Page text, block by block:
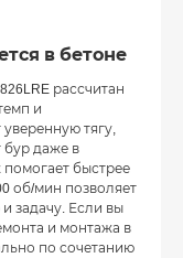
в бетоне
рассчитан
и
тягу,
бур даже в
быстрее
об/мин позволяет
задачу. Если вы
и монтажа в
по сочетанию